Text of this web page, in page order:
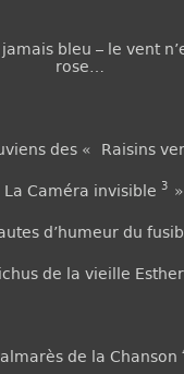
jamais bleu – le vent
rose…
des « Raisins
Caméra invisible 3
d’humeur du
de la vieille
de la Chanson